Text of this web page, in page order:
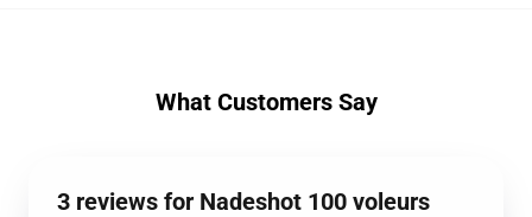
What Customers Say
3 reviews for Nadeshot 100 voleurs